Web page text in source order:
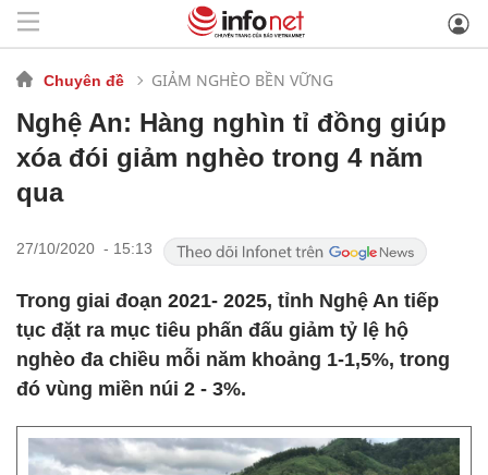
Chuyên đề GIẢM NGHÈO BỀN VỮNG
Nghệ An: Hàng nghìn tỉ đồng giúp
xóa đói giảm nghèo trong 4 năm
qua
27/10/2020 - 15:13
Trong giai đoạn 2021- 2025, tỉnh Nghệ An tiếp
tục đặt ra mục tiêu phấn đấu giảm tỷ lệ hộ
nghèo đa chiều mỗi năm khoảng 1-1,5%, trong
đó vùng miền núi 2 - 3%.